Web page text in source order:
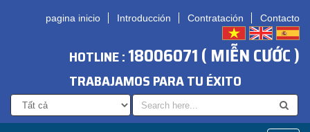
pagina inicio Introducción Contratación Contacto
HOTLINE :18006071 ( MIỄN CƯỚC )
TRABAJAMOS PARA TU ÉXITO